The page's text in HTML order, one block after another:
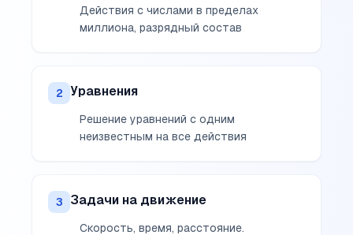
Действия с числами в пределах
миллиона, разрядный состав
2 Уравнения
Решение уравнений с одним
неизвестным на все действия
3 Задачи на движение
Скорость, время, расстояние.